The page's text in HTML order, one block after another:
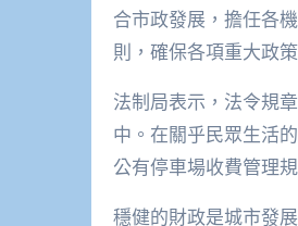
合市政發展，擔任各
則，確保各項重大政
法制局表示，法令規
中。在關乎民眾生活
公有停車場收費管理
穩健的財政是城市發